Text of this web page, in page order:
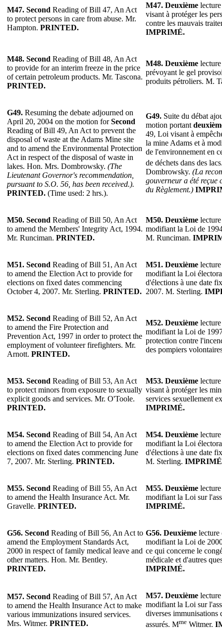
M47. Second Reading of Bill 47, An Act
to protect persons in care from abuse. Mr.
Hampton. PRINTED.
M47. Deuxième
visant à protéger les
contre les mauvais
IMPRIMÉ.
M48. Second Reading of Bill 48, An Act
to provide for an interim freeze in the price
of certain petroleum products. Mr. Tascona.
PRINTED.
M48. Deuxième
prévoyant le gel
produits pétroliers. M.
G49. Resuming the debate adjourned on
April 20, 2004 on the motion forSecond
Reading of Bill 49, An Act to prevent the
disposal of waste at the Adams Mine site
and to amend the Environmental Protection
Act in respect of the disposal of waste in
lakes. Hon. Mrs. Dombrowsky. (The
Lieutenant Governor's recommendation,
pursuant to S.O. 56, has been received.).
PRINTED. (Time used: 2 hrs.).
G49. Suite du débat
motion portant
49, Loi visant à
la mine Adams et à
de l'environnement en
de déchets dans des
Dombrowsky. (La
gouverneur a été reçue
du Règlement.)
M50. Second Reading of Bill 50, An Act
to amend the Members' Integrity Act, 1994.
Mr. Runciman. PRINTED.
M50. Deuxième
modifiant la Loi de
M. Runciman.
M51. Second Reading of Bill 51, An Act
to amend the Election Act to provide for
elections on fixed dates commencing
October 4, 2007. Mr. Sterling. PRINTED.
M51. Deuxième
modifiant la Loi
d'élections à une date
2007. M. Sterling.
M52. Second Reading of Bill 52, An Act
to amend the Fire Protection and
Prevention Act, 1997 in order to protect the
employment of volunteer firefighters. Mr.
Arnott. PRINTED.
M52. Deuxième
modifiant la Loi de
protection contre
des pompiers
M53. Second Reading of Bill 53, An Act
to protect minors from exposure to sexually
explicit goods and services. Mr. O'Toole.
PRINTED.
M53. Deuxième
visant à protéger les
services sexuellement
IMPRIMÉ.
M54. Second Reading of Bill 54, An Act
to amend the Election Act to provide for
elections on fixed dates commencing June
7, 2007. Mr. Sterling. PRINTED.
M54. Deuxième
modifiant la Loi
d'élections à une date
M. Sterling.
M55. Second Reading of Bill 55, An Act
to amend the Health Insurance Act. Mr.
Gravelle. PRINTED.
M55. Deuxième
modifiant la Loi sur
IMPRIMÉ.
G56. Second Reading of Bill 56, An Act to
amend the Employment Standards Act,
2000 in respect of family medical leave and
other matters. Hon. Mr. Bentley.
PRINTED.
G56. Deuxième
modifiant la Loi de
ce qui concerne le
médicale et d'autres
IMPRIMÉ.
M57. Second Reading of Bill 57, An Act
to amend the Health Insurance Act to make
various immunizations insured services.
Mrs. Witmer. PRINTED.
M57. Deuxième
modifiant la Loi sur
diverses immunisations
assurés. Mme Witmer.